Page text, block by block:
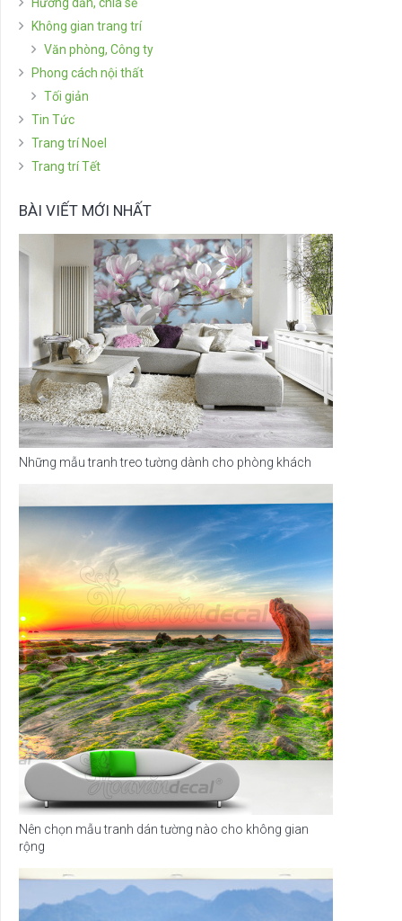
Không gian trang trí
Văn phòng, Công ty
Phong cách nội thất
Tối giản
Tin Tức
Trang trí Noel
Trang trí Tết
BÀI VIẾT MỚI NHẤT
Những mẫu tranh treo tường dành cho phòng khách
Nên chọn mẫu tranh dán tường nào cho không gian
rộng